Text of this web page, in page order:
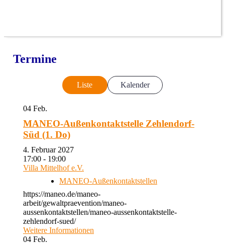
Termine
Liste Kalender
04 Feb.
MANEO-Außenkontaktstelle Zehlendorf-
Süd (1. Do)
4. Februar 2027
17:00 - 19:00
Villa Mittelhof e.V.
MANEO-Außenkontaktstellen
https://maneo.de/maneo-
arbeit/gewaltpraevention/maneo-
aussenkontaktstellen/maneo-aussenkontaktstelle-
zehlendorf-sued/
Weitere Informationen
04 Feb.